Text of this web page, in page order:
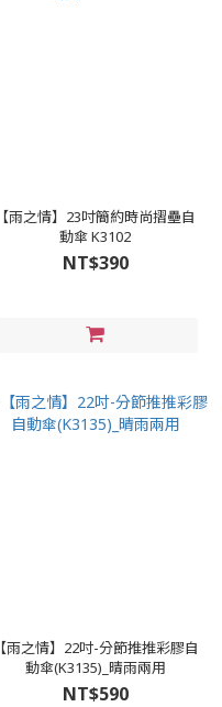
【雨之情】23吋簡約時尚摺壘自
動傘 K3102
NT$390
【雨之情】22吋-分節推推彩膠自
動傘(K3135)_晴雨兩用
NT$590